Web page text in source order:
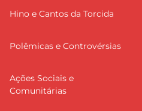
Hino e Cantos da Torcida
Polêmicas e Controvérsias
Ações Sociais e
Comunitárias